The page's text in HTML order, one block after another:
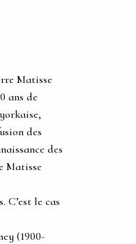
Matisse
ans de
des
des
Matisse
C’est le cas
(1900-